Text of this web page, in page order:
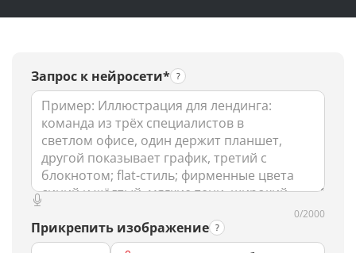
Запрос к нейросети*
0/2000
Прикрепить изображение